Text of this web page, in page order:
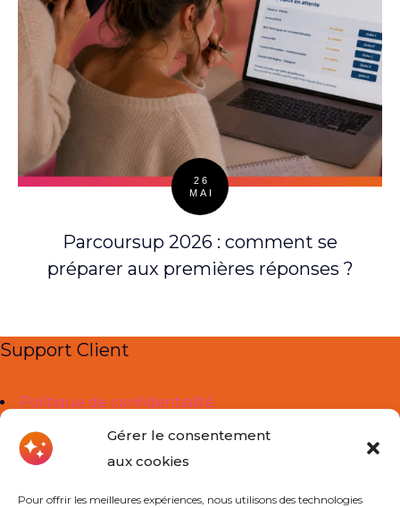
Gérer le consentement
aux cookies
Pour offrir les meilleures expériences, nous utilisons des technologies
26
MAI
Parcoursup 2026 : comment se
préparer aux premières réponses ?
Support Client
Politique de confidentialité
Mentions légales